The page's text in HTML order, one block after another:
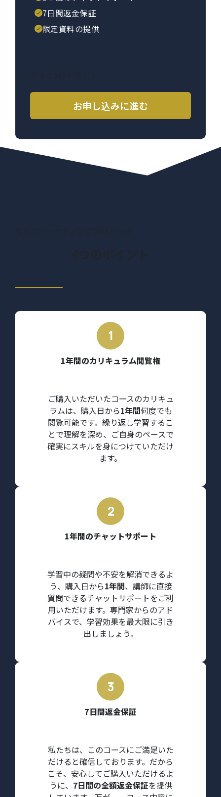
7日間返金保証
限定資料の提供
お申し込みに進む
1年間のカリキュラム閲覧権
ご購入いただいたコースのカリキュ
ラムは、購入日から1年間何度でも
閲覧可能です。繰り返し学習するこ
とで理解を深め、ご自身のペースで
確実にスキルを身につけていただけ
ます。
1年間のチャットサポート
学習中の疑問や不安を解消できるよ
う、購入日から1年間、講師に直接
質問できるチャットサポートをご利
用いただけます。専門家からのアド
バイスで、学習効果を最大限に引き
出しましょう。
7日間返金保証
私たちは、このコースにご満足いた
だけると確信しております。だから
こそ、安心してご購入いただけるよ
うに、 7日間の全額返金保証を提供